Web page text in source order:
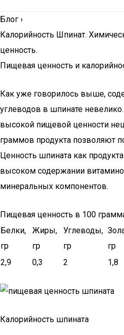
Блог ›
Калорийность Шпинат.
ценность.
Пищевая ценность и
Как уже говорилось выше,
углеводов в шпинате
высокой пищевой ценности
граммов продукта позволяют
Ценность шпината как
высоком содержании
минеральных компонентов.
Пищевая ценность в 100
Белки,
гр
Жиры,
гр
Углеводы,
гр
гр
2,9
0,3 2 1,8
Калорийность шпината